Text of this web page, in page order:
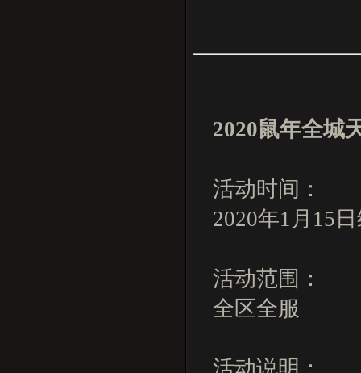
2020鼠年全城
活动时间：
2020年1月15
活动范围：
全区全服
活动说明：